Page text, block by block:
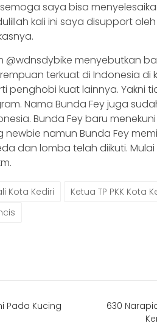
saya bisa
kali ini saya disupport
@wdnsdybike menyebutkan
terkuat di Indonesia di
penghobi kuat lainnya. Yakni
Nama Bunda Fey juga
Bunda Fey baru
newbie namun Bunda Fey
dan lomba telah diikuti.
Kota Kediri
Ketua TP PKK Kota
Pada Kucing
630